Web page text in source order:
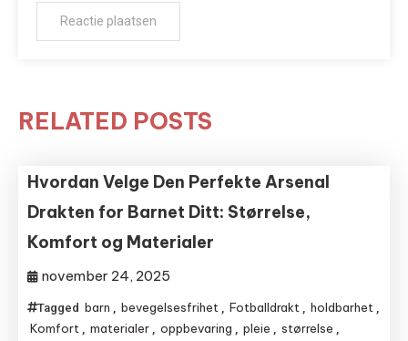
RELATED POSTS
Hvordan Velge Den Perfekte Arsenal
Drakten for Barnet Ditt: Størrelse,
Komfort og Materialer
november 24, 2025
Tagged barn , bevegelsesfrihet , Fotballdrakt , holdbarhet ,
Komfort , materialer , oppbevaring , pleie , størrelse ,